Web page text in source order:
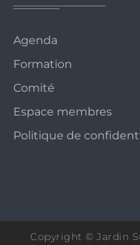
Agenda
Formation
Comité
Espace membres
Politique de
Copyright © Jardin